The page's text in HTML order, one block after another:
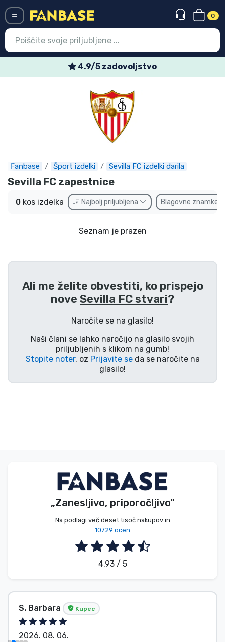
0
4.9/5 zadovoljstvo
Fanbase Šport izdelki Sevilla FC izdelki darila
Sevilla FC zapestnice
0 kos izdelka Najbolj priljubljena Blagovne znamke
Seznam je prazen
Ali me želite obvestiti, ko prispejo
nove Sevilla FC stvari?
Naročite se na glasilo!
Naši člani se lahko naročijo na glasilo svojih
priljubljenih s klikom na gumb!
Stopite noter, oz Prijavite seda se naročite na
glasilo!
„Zanesljivo, priporočljivo”
Na podlagi več deset tisoč nakupov in
10729 ocen
4.93 / 5
S. Barbara Kupec
2026. 08. 06.
Najnovejsi izdelki
Ekspresna dostava
Prednaročila
Outlet izdelki
Dostava in plačilo
Tv serijske izdelki
Filmske izdelki
Risani izdelki
Anime izdelki
Blagovne znamke